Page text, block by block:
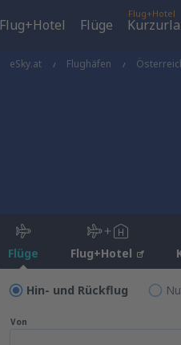
Flug+Hotel Flüge
Flug+Hotel
eSky.at Flughäfen
Flüge Flug+Hotel
Hin- und Rückflug
Von